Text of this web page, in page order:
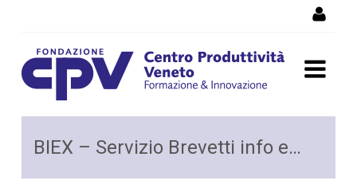
Brevetti Info Express - BIEX
BIEX – Servizio Brevetti info express